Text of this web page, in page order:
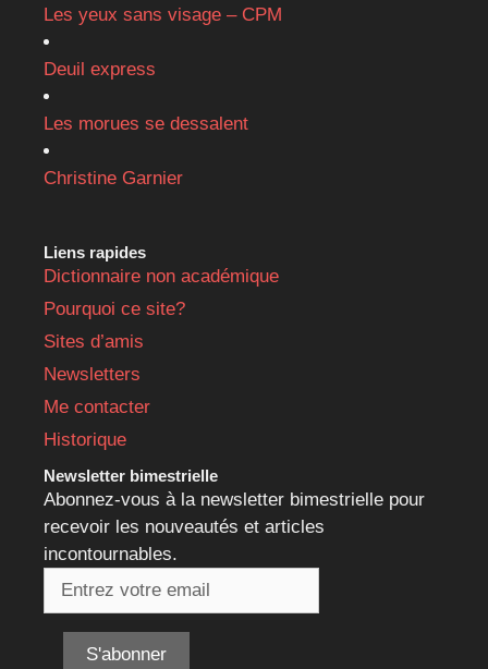
Les yeux sans visage – CPM
Deuil express
Les morues se dessalent
Christine Garnier
Liens rapides
Dictionnaire non académique
Pourquoi ce site?
Sites d’amis
Newsletters
Me contacter
Historique
Newsletter bimestrielle
Abonnez-vous à la newsletter bimestrielle pour
recevoir les nouveautés et articles
incontournables.